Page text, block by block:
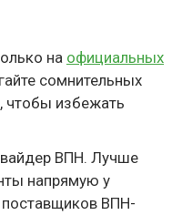
на официальных
сомнительных
чтобы избежать
ВПН. Лучше
напрямую у
ВПН-